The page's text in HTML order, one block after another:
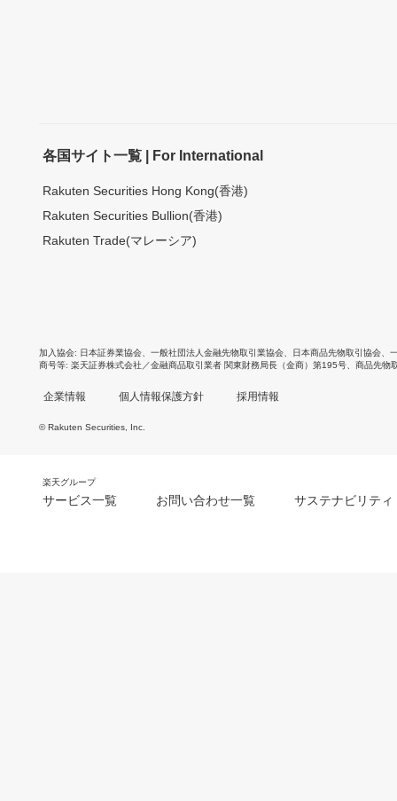
各国サイト一覧 | For International
Rakuten Securities Hong Kong(香港)
Rakuten Securities Bullion(香港)
Rakuten Trade(マレーシア)
加入協会 日本証券業協会 一般社団法人金融先物取引業協会 日本商品先物取引協会
商号等 楽天証券株式会社／金融商品取引業者 関東財務局長（金商）第195号、商品先物
企業情報 個人情報保護方針 採用情報
© Rakuten Securities, Inc.
楽天グループ
サービス一覧 お問い合わせ一覧 サステナビリティ